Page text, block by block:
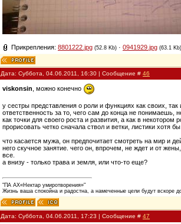
Прикрепления: 8801222.jpg (52.8 Kb) · 0941929.jpg (63.1 Kb)
Дата: Суббота, 04.06.2011, 16:30 | Сообщение # 46
viskonsin , можно конечно
у сестры представления о роли и функциях как своих,
ответственность за то, чего сам до конца не понимаешь,
как точки для своего роста и развития, а как в
прорисовать четко сначала ствол и ветки, листики хотя
что касается мужа, он предпочитает смотреть на мир и
него скучное занятие. чего он, впрочем, не ждет и от
все.
а внизу - только трава и земля, или что-то еще?
"ПА АХ«Нектар умиротворения»"
Жизнь ваша спокойна и радостна, а намеченные цели будут вскоре
Дата: Суббота, 04.06.2011, 17:23 | Сообщение # 47